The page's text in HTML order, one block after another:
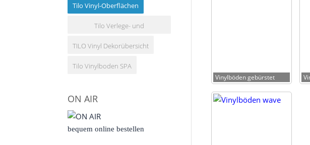
Vinyl­bö­den gebürstet
Tilo Vinyl-Oberflächen
Tilo Verlege- und
Pflegeanleitung
TILO Vinyl Dekorübersicht
Tilo Vinylboden SPA
ON AIR
bequem online bestellen